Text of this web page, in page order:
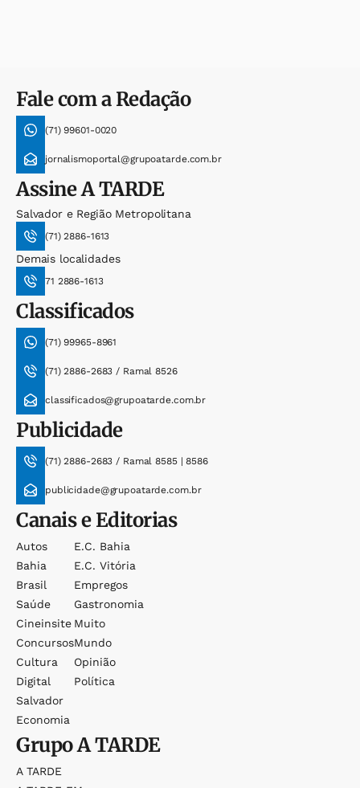
Fale com a Redação
(71) 99601-0020
jornalismoportal@grupoatarde.com.br
AssineA TARDE
Salvador e Região Metropolitana
(71) 2886-1613
Demais localidades
71 2886-1613
Classificados
(71) 99965-8961
(71) 2886-2683 / Ramal 8526
classificados@grupoatarde.com.br
Publicidade
(71) 2886-2683 / Ramal 8585 | 8586
publicidade@grupoatarde.com.br
Canais e Editorias
Autos
Bahia
Brasil
Saúde
Cineinsite
Concursos
Cultura
Digital
Salvador
Economia
E.c. Bahia
E.c. Vitória
Empregos
Gastronomia
Muito
Mundo
Opinião
Política
GrupoA TARDE
A TARDE